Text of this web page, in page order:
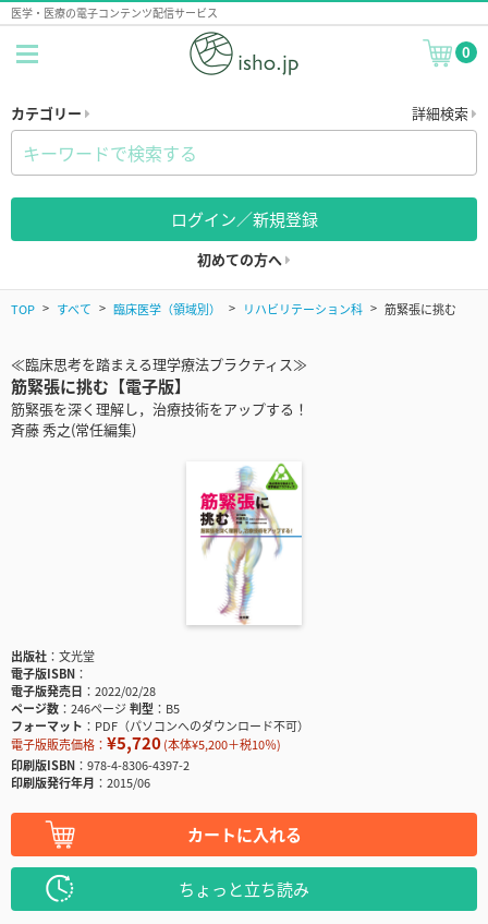
医学・医療の電子コンテンツ配信サービス
0
カテゴリー 詳細検索
ログイン／新規登録
初めての方へ
TOP すべて 臨床医学（領域別） リハビリテーション科 筋緊張に挑む
≪臨床思考を踏まえる理学療法プラクティス≫
筋緊張に挑む【電子版】
筋緊張を深く理解し，治療技術をアップする！
斉藤 秀之(常任編集)
出版社
文光堂
電子版ISBN
電子版発売日
2022/02/28
ページ数
246ページ判型
B5
フォーマット
PDF（パソコンへのダウンロード不可）
電子版販売価格： ¥5,720(本体¥5,200＋税10％)
印刷版ISBN
978-4-8306-4397-2
印刷版発行年月
2015/06
カートに入れる
ちょっと立ち読み